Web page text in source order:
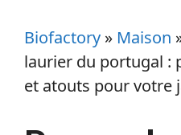
Biofactory » Maison
laurier du portugal :
et atouts pour votre